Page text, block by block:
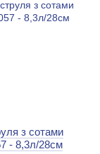
з сотами
- 8,3л/28см